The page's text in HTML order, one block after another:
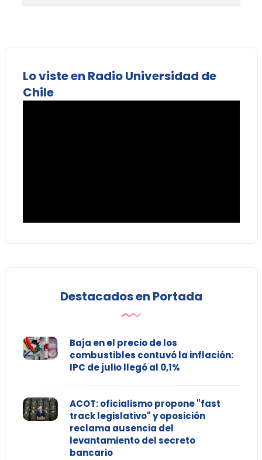
Lo viste en Radio Universidad de
Chile
Destacados en Portada
Baja en el precio de los
combustibles contuvó la inflación:
IPC de julio llegó al 0,1%
ACOT: oficialismo propone "fast
track legislativo" y oposición
reclama ausencia del
levantamiento del secreto
bancario